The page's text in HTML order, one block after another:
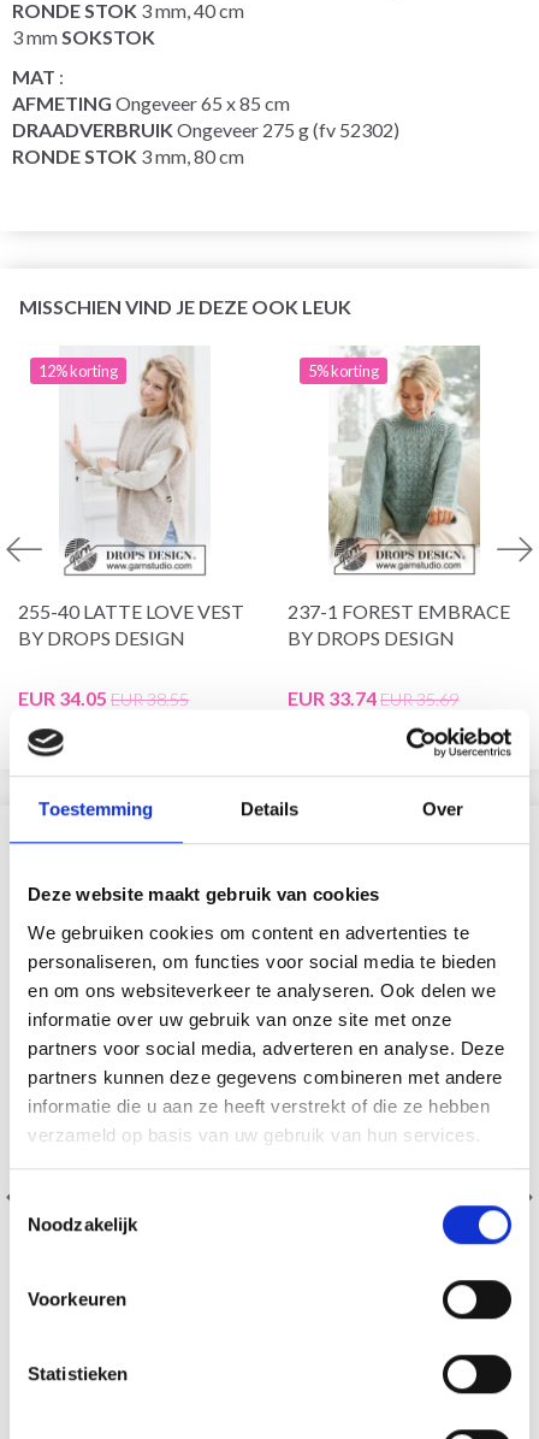
Toestemming Details Over
Deze website maakt gebruik van cookies
We gebruiken cookies om content en advertenties te
personaliseren, om functies voor social media te bieden
en om ons websiteverkeer te analyseren. Ook delen we
informatie over uw gebruik van onze site met onze
partners voor social media, adverteren en analyse. Deze
partners kunnen deze gegevens combineren met andere
informatie die u aan ze heeft verstrekt of die ze hebben
verzameld op basis van uw gebruik van hun services.
Toestemmingsselectie
Noodzakelijk
Voorkeuren
Statistieken
RONDE STOK 3 mm, 40 cm
3 mm SOKSTOK
MAT :
AFMETING Ongeveer 65 x 85 cm
DRAADVERBRUIK Ongeveer 275 g (fv 52302)
RONDE STOK 3 mm, 80 cm
MISSCHIEN VIND JE DEZE OOK LEUK
12% korting
255-40 LATTE LOVE VEST
BY DROPS DESIGN
EUR 34.05 EUR 38.55
Bekijk alle opties
5% korting
237-1 FOREST EMBRACE
BY DROPS DESIGN
EUR 33.74EUR 35.69
Bekijk alle opties
VERGELIJKBAAR MET DIT